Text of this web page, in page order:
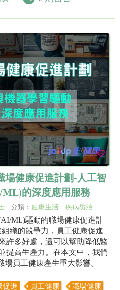
場健康促進計劃-人工智
的深度應用服務
分類： 健康生活、 疾病防治
ML)驅動的職場健康促進計
織的競爭力，員工健康促進
許多好處，還可以幫助降低醫
提高生產力。在本文中，我們
員工健康產生重大影響。
促進 員工健康 職場健康